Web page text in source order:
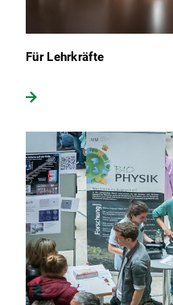
Für Lehrkräfte